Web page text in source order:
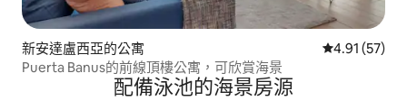
新安達盧西亞的公寓 從 57 則評價
4.91 (57)
Puerta Banus的前線頂樓公寓，可欣賞海景
配備泳池的海景房源